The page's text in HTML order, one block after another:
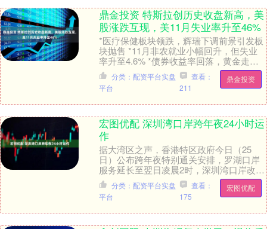
鼎金投资 特斯拉创历史收盘新高，美
股涨跌互现，美11月失业率升至46%
*医疗保健板块领跌，辉瑞下调前景引发板
块抛售 *11月非农就业小幅回升，但失业
率升至4.6% *债券收益率回落，黄金走
强，油价大幅下挫 美国股市周二走势分
化，标....
鼎金投资
分类：配资平台实盘
平台
查看：
211
宏图优配 深圳湾口岸跨年夜24小时运
作
据大湾区之声，香港特区政府今日（25
日）公布跨年夜特别通关安排，罗湖口岸
服务延长至翌日凌晨2时，深圳湾口岸改为
24小时运作。 举报 相关阅读 深圳皇岗、
福田口岸....
宏图优配
分类：配资平台实盘
平台
查看：
175